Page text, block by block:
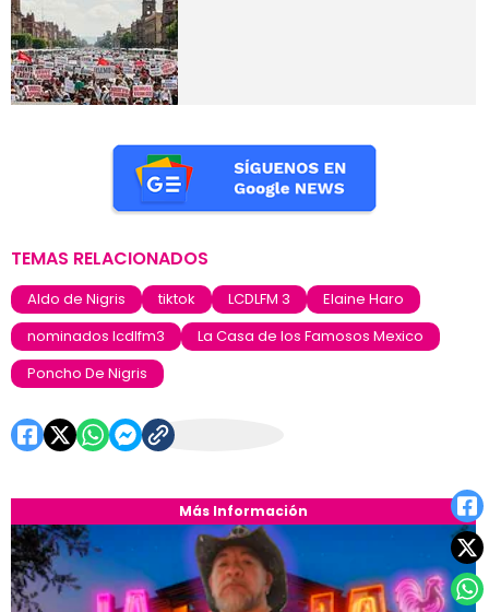
Más Información
TEMAS RELACIONADOS
Aldo de Nigris tiktok LCDLFM 3
Elaine Haro
nominados lcdlfm3
La Casa de los Famosos Mexico
Poncho De Nigris